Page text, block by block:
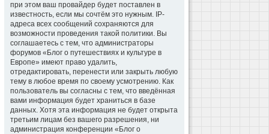
при этом ваш провайдер будет поставлен в
известность, если мы сочтём это нужным. IP-
адреса всех сообщений сохраняются для
возможности проведения такой политики. Вы
соглашаетесь с тем, что администраторы
форумов «Блог о путешествиях и культуре в
Европе» имеют право удалить,
отредактировать, перенести или закрыть любую
тему в любое время по своему усмотрению. Как
пользователь вы согласны с тем, что введённая
вами информация будет храниться в базе
данных. Хотя эта информация не будет открыта
третьим лицам без вашего разрешения, ни
администрация конференции «Блог о